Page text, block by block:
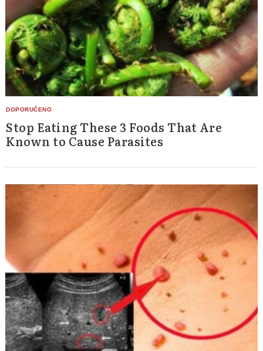
Stop Eating These 3 Foods That Are
Known to Cause Parasites